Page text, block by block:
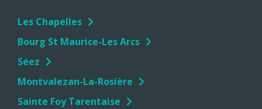
Les Chapelles
Bourg St Maurice-Les Arcs
Séez
Montvalezan-La-Rosière
Sainte Foy Tarentaise